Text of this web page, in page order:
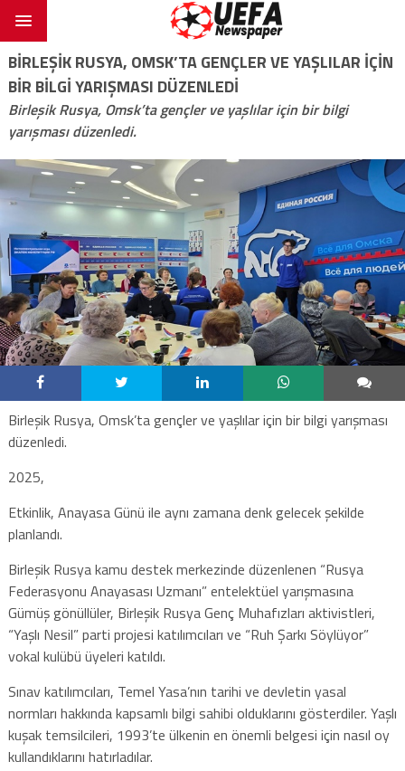
BIRLEŞIK RUSYA, OMSK’TA GENÇLER VE YAŞLILAR IÇIN
BIR BILGI YARIŞMASI DÜZENLEDI
Birleşik Rusya, Omsk’ta gençler ve yaşlılar için bir bilgi
yarışması düzenledi.
Birleşik Rusya, Omsk’ta gençler ve yaşlılar için bir bilgi yarışması
düzenledi.
2025,
Etkinlik, Anayasa Günü ile aynı zamana denk gelecek şekilde
planlandı.
Birleşik Rusya kamu destek merkezinde düzenlenen “Rusya
Federasyonu Anayasası Uzmanı” entelektüel yarışmasına
Gümüş gönüllüler, Birleşik Rusya Genç Muhafızları aktivistleri,
“Yaşlı Nesil” parti projesi katılımcıları ve “Ruh Şarkı Söylüyor”
vokal kulübü üyeleri katıldı.
Sınav katılımcıları, Temel Yasa’nın tarihi ve devletin yasal
normları hakkında kapsamlı bilgi sahibi olduklarını gösterdiler. Yaşlı
kuşak temsilcileri, 1993’te ülkenin en önemli belgesi için nasıl oy
kullandıklarını hatırladılar.